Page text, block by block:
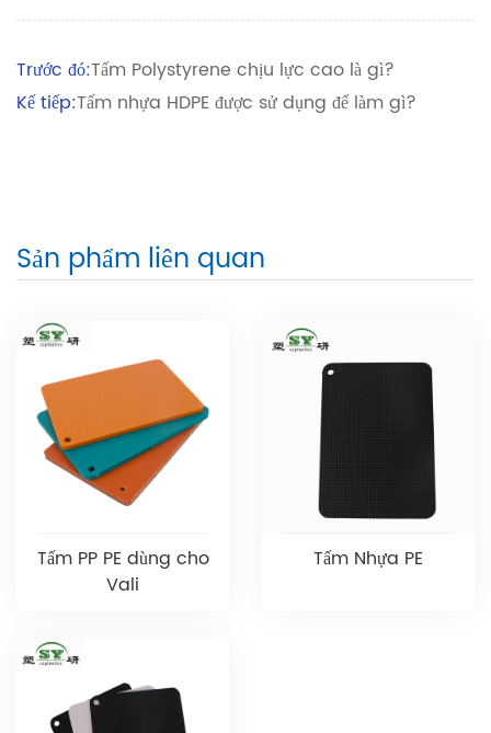
Trước đó:Tấm Polystyrene chịu lực cao là gì?
Kế tiếp:Tấm nhựa HDPE được sử dụng để làm gì?
Sản phẩm liên quan
Tấm PP PE dùng cho
Vali
Tấm Nhựa PE